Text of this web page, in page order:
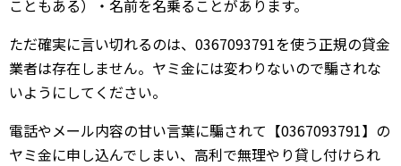
こともある）・名前を名乗ることがあります。
ただ確実に言い切れるのは、0367093791を使う正規の貸金
業者は存在しません。ヤミ金には変わりないので騙されな
いようにしてください。
電話やメール内容の甘い言葉に騙されて【0367093791】の
ヤミ金に申し込んでしまい、高利で無理やり貸し付けられ